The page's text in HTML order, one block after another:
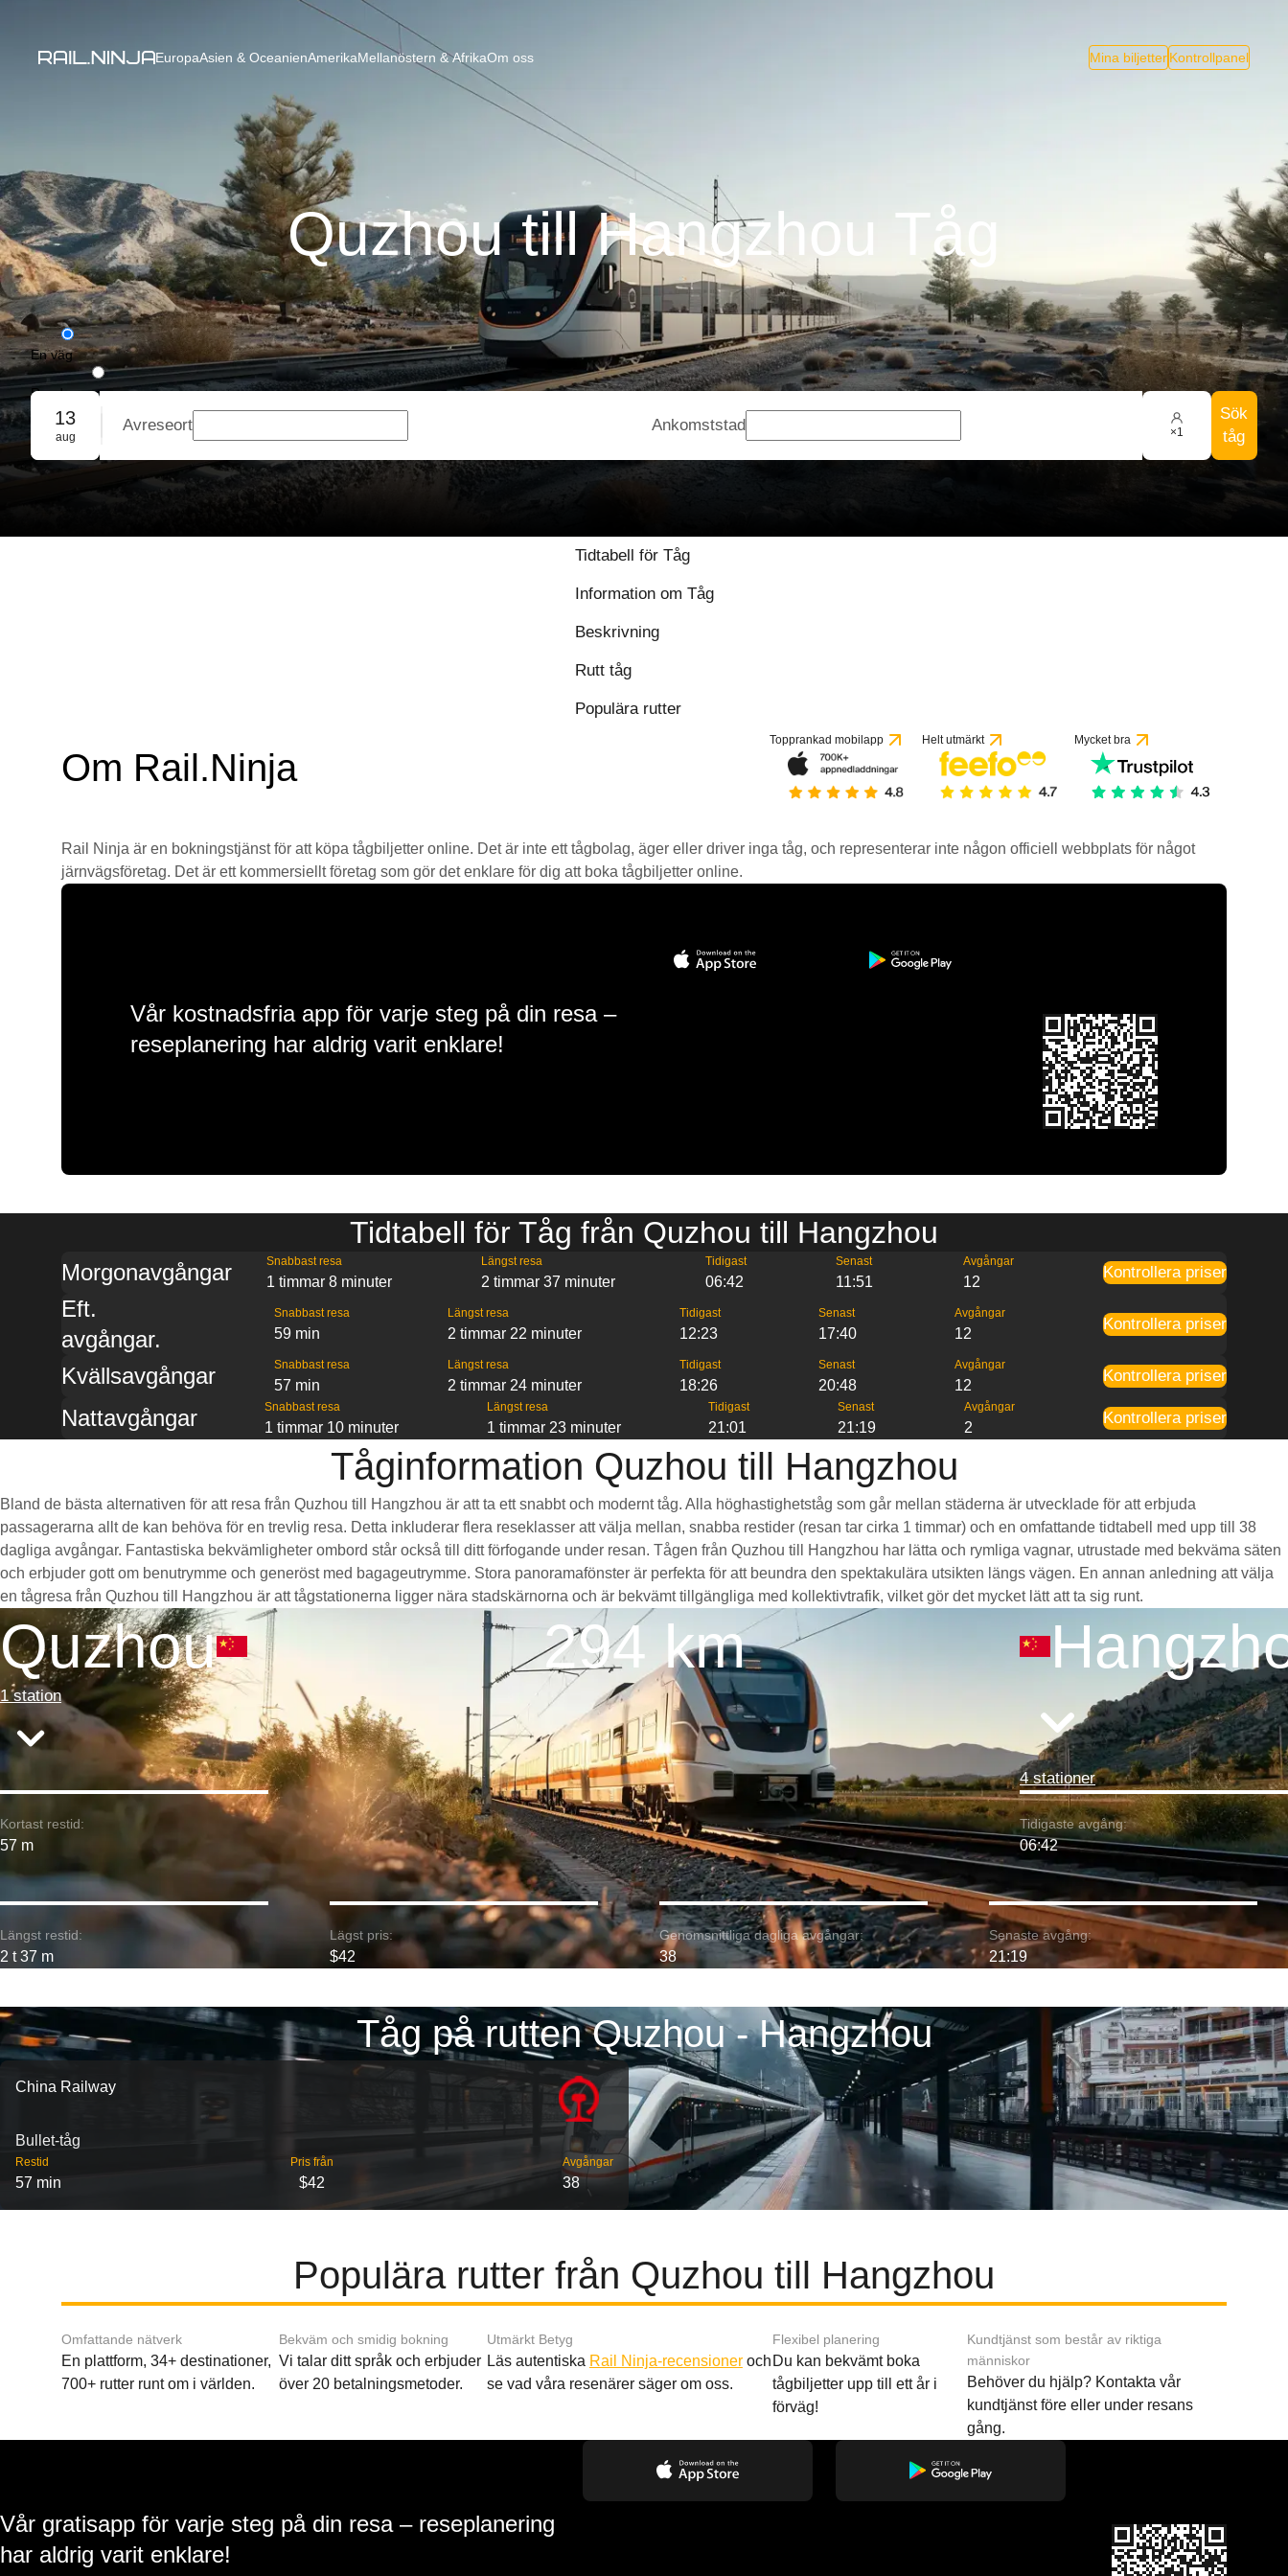
EuropaAsien & OceanienAmerikaMellanöstern & AfrikaOm oss Mina biljetterKontrollpanel
Quzhou till Hangzhou Tåg
En väg
Rundresa
Gruppbokning
13
aug
Avreseort Ankomststad ×1
Sök
tåg
Tidtabell för Tåg
Information om Tåg
Beskrivning
Rutt tåg
Populära rutter
Om Rail.Ninja
Topprankad mobilapp Helt utmärkt Mycket bra
Rail Ninja är en bokningstjänst för att köpa tågbiljetter online. Det är inte ett tågbolag, äger eller driver inga tåg, och representerar inte någon officiell webbplats för något
järnvägsföretag. Det är ett kommersiellt företag som gör det enklare för dig att boka tågbiljetter online.
Vår kostnadsfria app för varje steg på din resa –
reseplanering har aldrig varit enklare!
Tidtabell för Tåg från Quzhou till Hangzhou
Morgonavgångar Snabbast resa
1 timmar 8 minuter
Längst resa
2 timmar 37 minuter
Tidigast
06:42
Senast
11:51
Avgångar
12
Kontrollera priser
Eft.
avgångar.
Snabbast resa
59 min
Längst resa
2 timmar 22 minuter
Tidigast
12:23
Senast
17:40
Avgångar
12
Kontrollera priser
Kvällsavgångar Snabbast resa
57 min
Längst resa
2 timmar 24 minuter
Tidigast
18:26
Senast
20:48
Avgångar
12
Kontrollera priser
Nattavgångar Snabbast resa
1 timmar 10 minuter
Längst resa
1 timmar 23 minuter
Tidigast
21:01
Senast
21:19
Avgångar
2
Kontrollera priser
Tåginformation Quzhou till Hangzhou
Bland de bästa alternativen för att resa från Quzhou till Hangzhou är att ta ett snabbt och modernt tåg. Alla höghastighetståg som går mellan städerna är utvecklade för att erbjuda
passagerarna allt de kan behöva för en trevlig resa. Detta inkluderar flera reseklasser att välja mellan, snabba restider (resan tar cirka 1 timmar) och en omfattande tidtabell med upp till 38
dagliga avgångar. Fantastiska bekvämligheter ombord står också till ditt förfogande under resan. Tågen från Quzhou till Hangzhou har lätta och rymliga vagnar, utrustade med bekväma säten
och erbjuder gott om benutrymme och generöst med bagageutrymme. Stora panoramafönster är perfekta för att beundra den spektakulära utsikten längs vägen. En annan anledning att välja
en tågresa från Quzhou till Hangzhou är att tågstationerna ligger nära stadskärnorna och är bekvämt tillgängliga med kollektivtrafik, vilket gör det mycket lätt att ta sig runt.
Quzhou
1 station
294 km
4 stationer
Kortast restid:
57 m
Tidigaste avgång:
06:42
Längst restid:
2 t 37 m
Lägst pris:
$42
Genomsnittliga dagliga avgångar:
38
Senaste avgång:
21:19
Tåg på rutten Quzhou - Hangzhou
China Railway
Bullet-tåg
Restid
57 min
Pris från
$42
Avgångar
38
Populära rutter från Quzhou till Hangzhou
Omfattande nätverk
En plattform, 34+ destinationer,
700+ rutter runt om i världen.
Bekväm och smidig bokning
Vi talar ditt språk och erbjuder
över 20 betalningsmetoder.
Utmärkt Betyg
Läs autentiska Rail Ninja-recensioneroch
se vad våra resenärer säger om oss.
Flexibel planering
Du kan bekvämt boka
tågbiljetter upp till ett år i
förväg!
Kundtjänst som består av riktiga
människor
Behöver du hjälp? Kontakta vår
kundtjänst före eller under resans
gång.
Vår gratisapp för varje steg på din resa – reseplanering
har aldrig varit enklare!